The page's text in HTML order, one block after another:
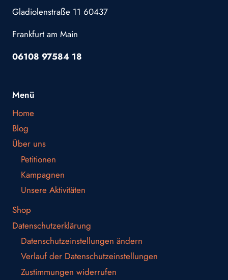
Gladiolenstraße 11 60437
Frankfurt am Main
06108 97584 18
Menü
Home
Blog
Über uns
Petitionen
Kampagnen
Unsere Aktivitäten
Shop
Datenschutzerklärung
Datenschutzeinstellungen ändern
Verlauf der Datenschutzeinstellungen
Zustimmungen widerrufen